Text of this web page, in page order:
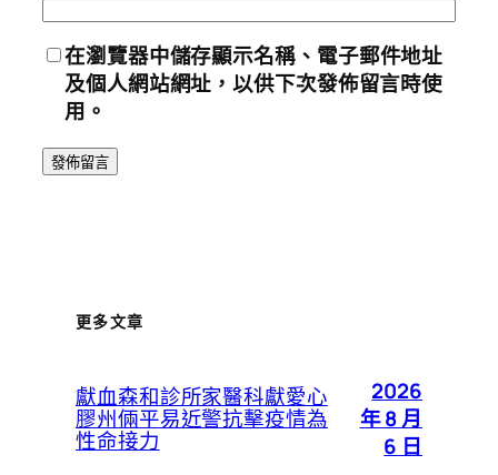
在瀏覽器中儲存顯示名稱、電子郵件地址
及個人網站網址，以供下次發佈留言時使
用。
更多文章
獻血森和診所家醫科獻愛心
膠州倆平易近警抗擊疫情為
性命接力
2026
年 8 月
6 日